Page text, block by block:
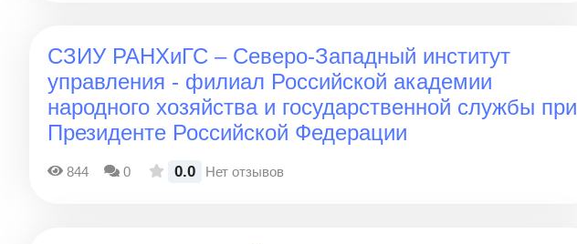
СЗИУ РАНХиГС – Северо-Западный институт
управления - филиал Российской академии
народного хозяйства и государственной службы при
Президенте Российской Федерации
844 0 0.0 Нет отзывов